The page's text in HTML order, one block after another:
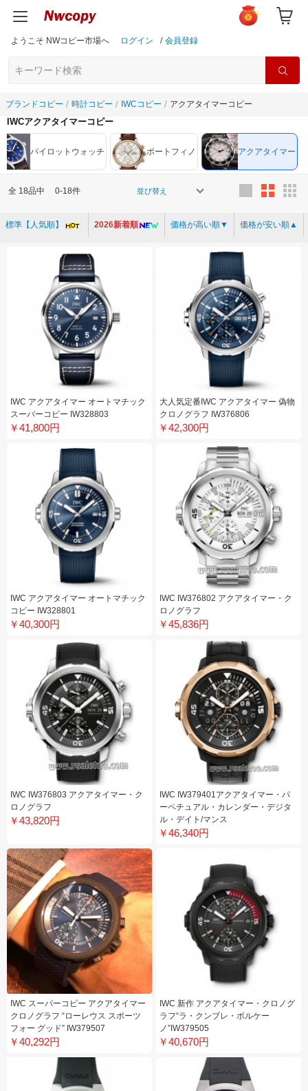
ようこそ NWコピー市場へ ログイン / 会員登録
ブランドコピー 時計コピー IWCコピー アクアタイマーコピー
IWCアクアタイマーコピー
パイロットウォッチ ポートフィノ アクアタイマー
全 18品中 0-18件 並び替え
標準【人気順】 2026新着順 価格が高い順▼ 価格が安い順▲
IWC アクアタイマー オートマチック
スーパーコピー IW328803
￥41,800円
大人気定番IWC アクアタイマー 偽物
クロノグラフ IW376806
￥42,300円
IWC アクアタイマー オートマチック
コピー IW328801
￥40,300円
IWC IW376802 アクアタイマー・ク
ロノグラフ
￥45,836円
IWC IW376803 アクアタイマー・ク
ロノグラフ
￥43,820円
IWC IW379401アクアタイマー・パ
ーペチュアル・カレンダー・デジタ
ル・デイト/マンス
￥46,340円
IWC スーパーコピー アクアタイマー
クロノグラフ “ローレウス スポーツ
フォー グッド” IW379507
￥40,292円
IWC 新作 アクアタイマー・クロノグ
ラフ“ラ・クンブレ・ボルケー
ノ”IW379505
￥40,670円